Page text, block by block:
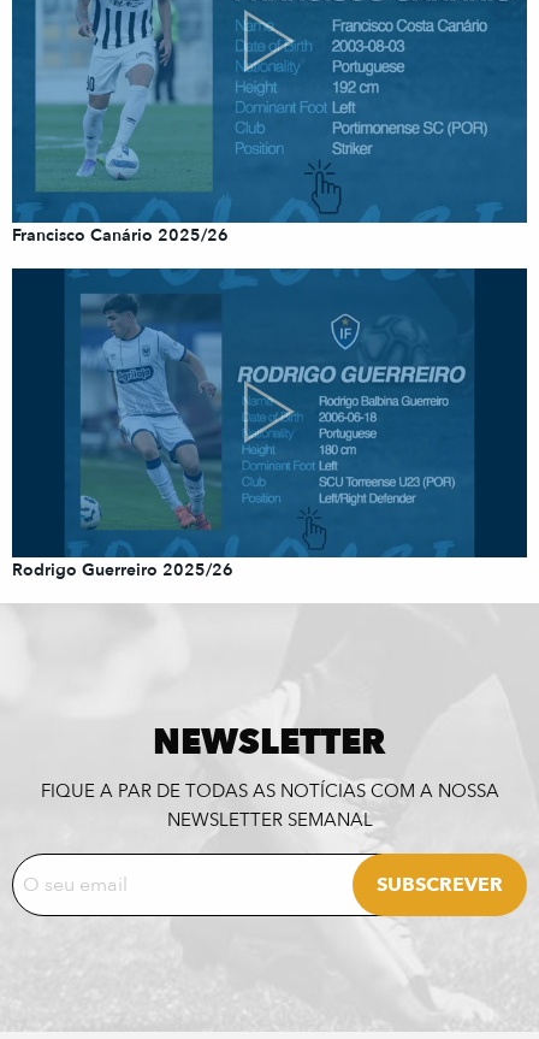
Francisco Canário 2025/26
Rodrigo Guerreiro 2025/26
NEWSLETTER
FIQUE A PAR DE TODAS AS NOTÍCIAS COM A NOSSA
NEWSLETTER SEMANAL